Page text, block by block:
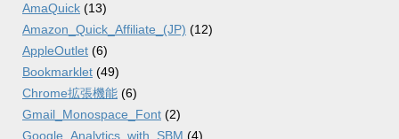
AmaQuick (13)
Amazon_Quick_Affiliate_(JP) (12)
AppleOutlet (6)
Bookmarklet (49)
Chrome拡張機能 (6)
Gmail_Monospace_Font (2)
Google_Analytics_with_SBM (4)